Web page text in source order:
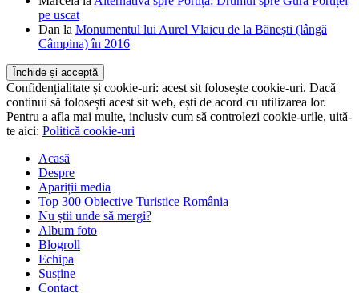
pe uscat
Dan la Monumentul lui Aurel Vlaicu de la Bănești (lângă
Câmpina) în 2016
Confidențialitate și cookie-uri: acest sit folosește cookie-uri. Dacă
continui să folosești acest sit web, ești de acord cu utilizarea lor.
Pentru a afla mai multe, inclusiv cum să controlezi cookie-urile, uită-
te aici: Politică cookie-uri
Acasă
Despre
Apariții media
Top 300 Obiective Turistice România
Nu știi unde să mergi?
Album foto
Blogroll
Echipa
Susține
Contact